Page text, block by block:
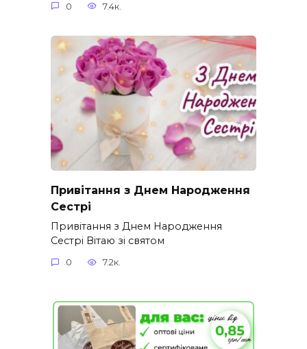
0 7.4к.
Привітання з Днем Народження
Сестрі
Привітання з Днем Народження
Сестрі Вітаю зі святом
0 7.2к.